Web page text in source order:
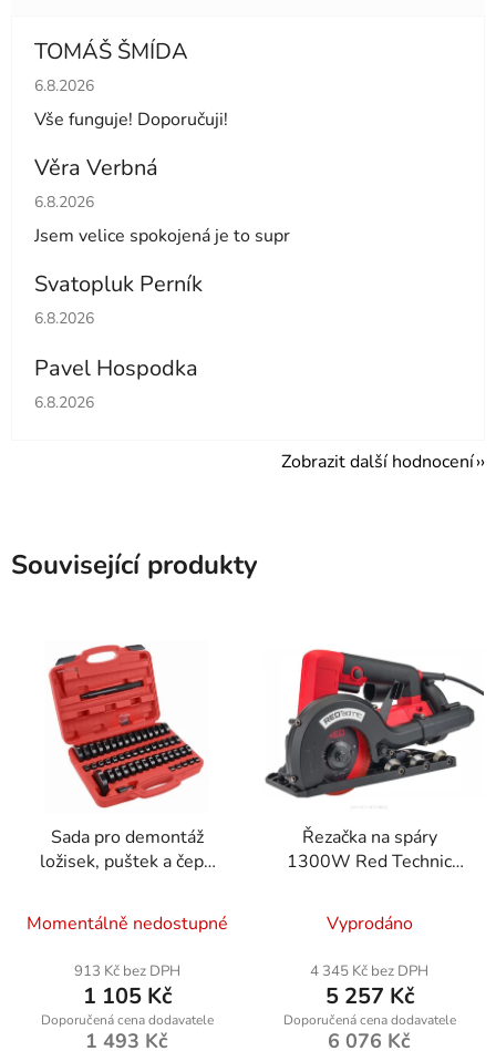
TOMÁŠ ŠMÍDA
Hodnocení obchodu je 5 z 5 hvězdiček.
6.8.2026
Vše funguje! Doporučuji!
Věra Verbná
Hodnocení obchodu je 5 z 5 hvězdiček.
6.8.2026
Jsem velice spokojená je to supr
Svatopluk Perník
Hodnocení obchodu je 5 z 5 hvězdiček.
6.8.2026
Pavel Hospodka
Hodnocení obchodu je 5 z 5 hvězdiček.
6.8.2026
Zobrazit další hodnocení
Související produkty
Sada pro demontáž
ložisek, puštek a čepů
Momentálně nedostupné
913 Kč bez DPH
1 105 Kč
1 493 Kč
Řezačka na spáry
1300W Red Technic
Vyprodáno
4 345 Kč bez DPH
5 257 Kč
6 076 Kč